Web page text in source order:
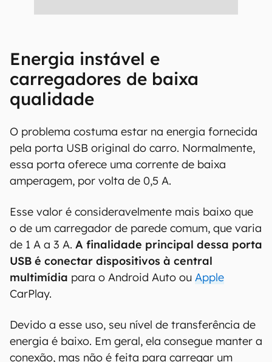
Energia instável e
carregadores de baixa
qualidade
O problema costuma estar na energia fornecida
pela porta USB original do carro. Normalmente,
essa porta oferece uma corrente de baixa
amperagem, por volta de 0,5 A.
Esse valor é consideravelmente mais baixo que
o de um carregador de parede comum, que varia
de 1 A a 3 A. A finalidade principal dessa porta
USB é conectar dispositivos à central
multimídia para o Android Auto ou Apple
CarPlay.
Devido a esse uso, seu nível de transferência de
energia é baixo. Em geral, ela consegue manter a
conexão, mas não é feita para carregar um